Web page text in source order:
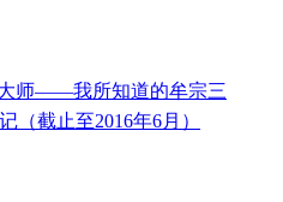
师——我所知道的牟宗三
（截止至2016年6月）